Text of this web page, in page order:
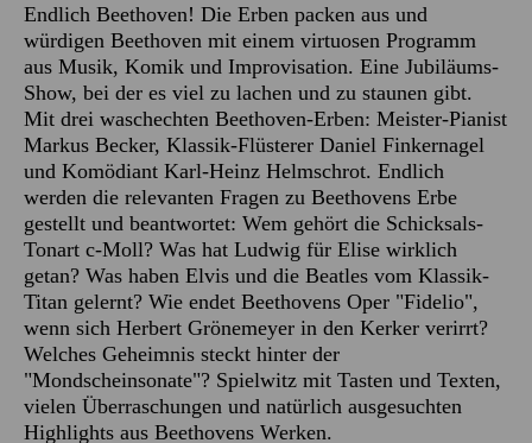
Endlich Beethoven! Die Erben packen aus und
würdigen Beethoven mit einem virtuosen Programm
aus Musik, Komik und Improvisation. Eine Jubiläums-
Show, bei der es viel zu lachen und zu staunen gibt.
Mit drei waschechten Beethoven-Erben: Meister-Pianist
Markus Becker, Klassik-Flüsterer Daniel Finkernagel
und Komödiant Karl-Heinz Helmschrot. Endlich
werden die relevanten Fragen zu Beethovens Erbe
gestellt und beantwortet: Wem gehört die Schicksals-
Tonart c-Moll? Was hat Ludwig für Elise wirklich
getan? Was haben Elvis und die Beatles vom Klassik-
Titan gelernt? Wie endet Beethovens Oper "Fidelio",
wenn sich Herbert Grönemeyer in den Kerker verirrt?
Welches Geheimnis steckt hinter der
"Mondscheinsonate"? Spielwitz mit Tasten und Texten,
vielen Überraschungen und natürlich ausgesuchten
Highlights aus Beethovens Werken.